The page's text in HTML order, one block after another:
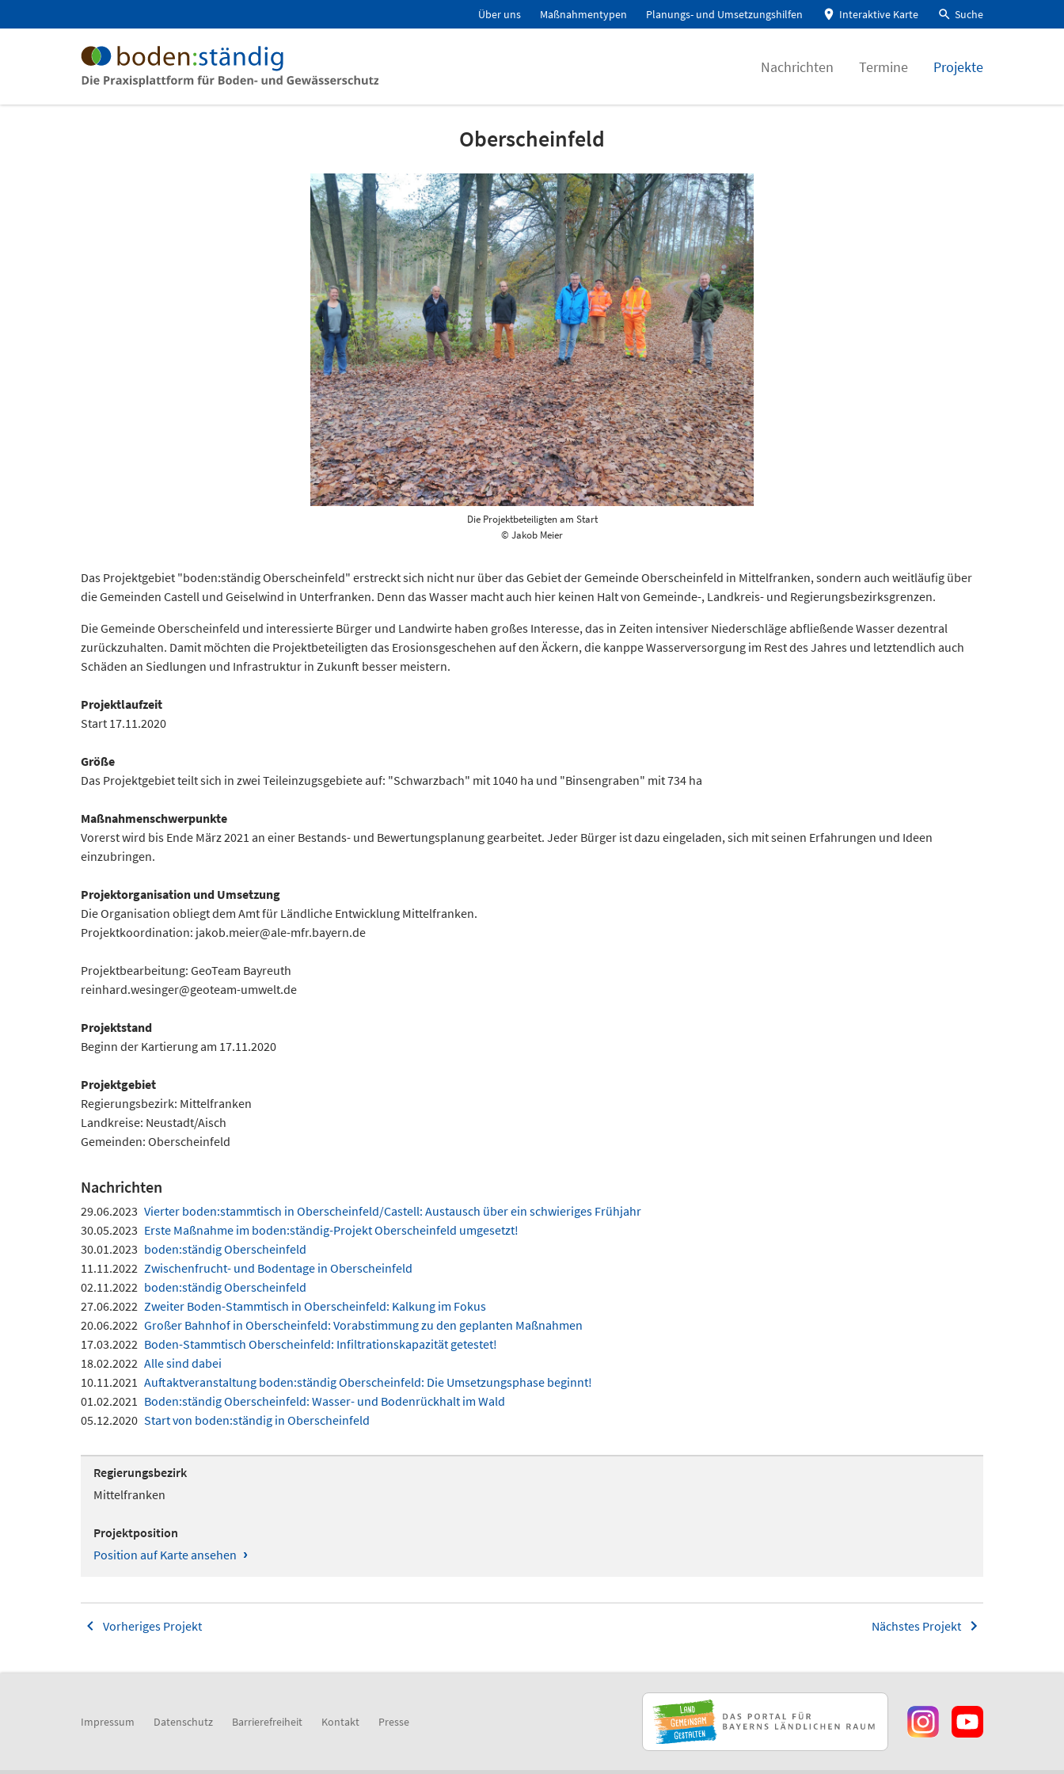
Über uns Maßnahmentypen Planungs- und Umsetzungshilfen Interaktive Karte Suche
Nachrichten Termine Projekte
Oberscheinfeld
Die Projektbeteiligten am Start
© Jakob Meier
Das Projektgebiet "boden:ständig Oberscheinfeld" erstreckt sich nicht nur über das Gebiet der Gemeinde Oberscheinfeld in Mittelfranken, sondern auch weitläufig über
die Gemeinden Castell und Geiselwind in Unterfranken. Denn das Wasser macht auch hier keinen Halt von Gemeinde-, Landkreis- und Regierungsbezirksgrenzen.
Die Gemeinde Oberscheinfeld und interessierte Bürger und Landwirte haben großes Interesse, das in Zeiten intensiver Niederschläge abfließende Wasser dezentral
zurückzuhalten. Damit möchten die Projektbeteiligten das Erosionsgeschehen auf den Äckern, die kanppe Wasserversorgung im Rest des Jahres und letztendlich auch
Schäden an Siedlungen und Infrastruktur in Zukunft besser meistern.
Projektlaufzeit
Start 17.11.2020
Größe
Das Projektgebiet teilt sich in zwei Teileinzugsgebiete auf: "Schwarzbach" mit 1040 ha und "Binsengraben" mit 734 ha
Maßnahmenschwerpunkte
Vorerst wird bis Ende März 2021 an einer Bestands- und Bewertungsplanung gearbeitet. Jeder Bürger ist dazu eingeladen, sich mit seinen Erfahrungen und Ideen
einzubringen.
Projektorganisation und Umsetzung
Die Organisation obliegt dem Amt für Ländliche Entwicklung Mittelfranken.
Projektkoordination: jakob.meier@ale-mfr.bayern.de
Projektbearbeitung: GeoTeam Bayreuth
reinhard.wesinger@geoteam-umwelt.de
Projektstand
Beginn der Kartierung am 17.11.2020
Projektgebiet
Regierungsbezirk: Mittelfranken
Landkreise: Neustadt/Aisch
Gemeinden: Oberscheinfeld
Nachrichten
29.06.2023 Vierter boden:stammtisch in Oberscheinfeld/Castell: Austausch über ein schwieriges Frühjahr
30.05.2023 Erste Maßnahme im boden:ständig-Projekt Oberscheinfeld umgesetzt!
30.01.2023 boden:ständig Oberscheinfeld
11.11.2022 Zwischenfrucht- und Bodentage in Oberscheinfeld
02.11.2022 boden:ständig Oberscheinfeld
27.06.2022 Zweiter Boden-Stammtisch in Oberscheinfeld: Kalkung im Fokus
20.06.2022 Großer Bahnhof in Oberscheinfeld: Vorabstimmung zu den geplanten Maßnahmen
17.03.2022 Boden-Stammtisch Oberscheinfeld: Infiltrationskapazität getestet!
18.02.2022 Alle sind dabei
10.11.2021 Auftaktveranstaltung boden:ständig Oberscheinfeld: Die Umsetzungsphase beginnt!
01.02.2021 Boden:ständig Oberscheinfeld: Wasser- und Bodenrückhalt im Wald
05.12.2020 Start von boden:ständig in Oberscheinfeld
Regierungsbezirk
Mittelfranken
Projektposition
Position auf Karte ansehen ›
Vorheriges Projekt Nächstes Projekt
Impressum Datenschutz Barrierefreiheit Kontakt Presse